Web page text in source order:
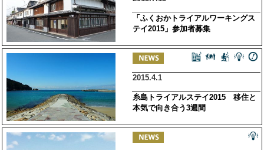
「ふくおかトライアルワーキングス
テイ2015」参加者募集
2015.4.1
糸島トライアルステイ2015 移住と
本気で向き合う3週間